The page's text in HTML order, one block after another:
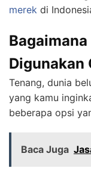
merek di
Digunakan
Tenang, dunia
yang kamu
beberapa opsi
Baca Juga